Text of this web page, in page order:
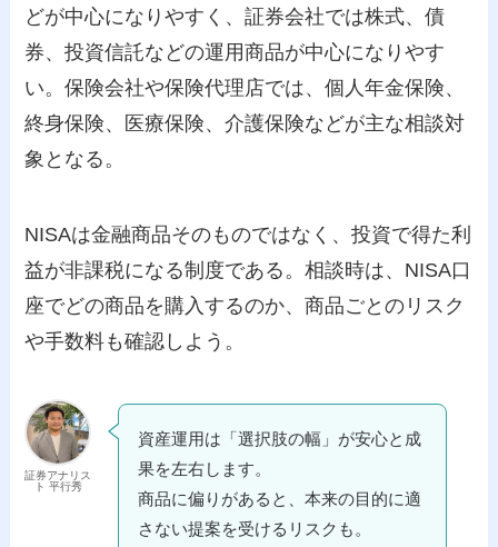
どが中心になりやすく、証券会社では株式、債
券、投資信託などの運用商品が中心になりやす
い。保険会社や保険代理店では、個人年金保険、
終身保険、医療保険、介護保険などが主な相談対
象となる。
NISAは金融商品そのものではなく、投資で得た利
益が非課税になる制度である。相談時は、NISA口
座でどの商品を購入するのか、商品ごとのリスク
や手数料も確認しよう。
証券アナリス
ト 平行秀
資産運用は「選択肢の幅」が安心と成
果を左右します。
商品に偏りがあると、本来の目的に適
さない提案を受けるリスクも。